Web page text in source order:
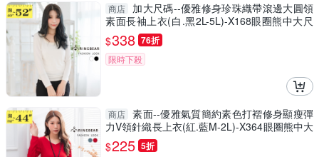
商店
加大尺碼--優雅修身珍珠織帶滾邊大圓領
素面長袖上衣(白.黑2L-5L)-X168眼圈熊中大尺
碼
$338 76折
限時下殺
商店 素面--優雅氣質簡約素色打褶修身顯瘦彈
力V領針織長上衣(紅.藍M-2L)-X364眼圈熊中大
尺碼
$225 5折